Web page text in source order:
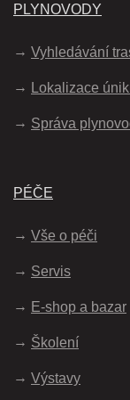
PLYNOVODY
Vyhledávání
Lokalizace
Správa
PÉČE
Vše o péči
Servis
E-shop a bazar
Školení
Výstavy